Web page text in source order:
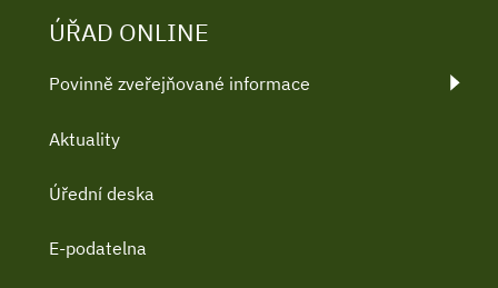
ÚŘAD ONLINE
Povinně zveřejňované informace
Aktuality
Úřední deska
E-podatelna